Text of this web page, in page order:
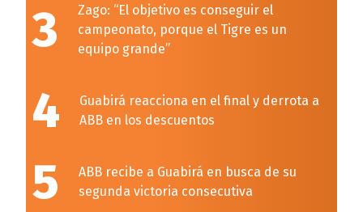
3
Zago: “El objetivo es conseguir el
campeonato, porque el Tigre es un
equipo grande”
4
Guabirá reacciona en el final y derrota a
ABB en los descuentos
5
ABB recibe a Guabirá en busca de su
segunda victoria consecutiva